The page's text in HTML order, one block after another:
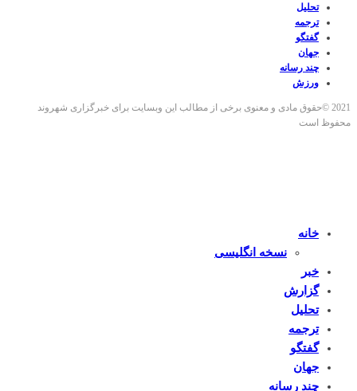
تحلیل
ترجمه
گفتگو
جهان
چند رسانه
ورزش
2021 ©حقوق مادی و معنوی برخی از مطالب این وبسایت برای خبرگزاری شهروند
محفوظ است
خانه
نسخه انگلیسی
خبر
گزارش
تحلیل
ترجمه
گفتگو
جهان
چند رسانه